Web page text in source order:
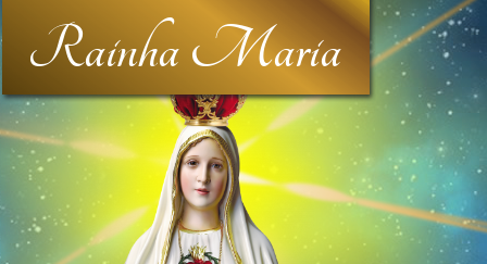
Rainha Maria